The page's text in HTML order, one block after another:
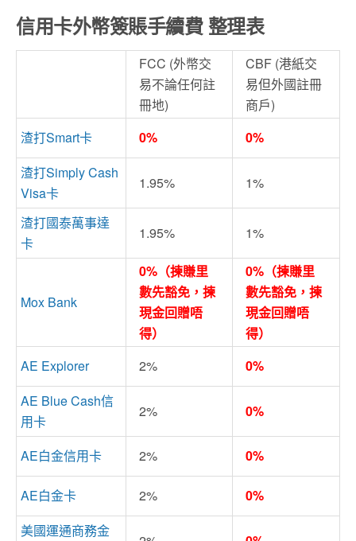
信用卡外幣簽賬手續費 整理表
FCC (外幣交
易不論任何註
冊地)
CBF (港紙交
易但外國註冊
商戶)
渣打Smart卡
0%
0%
渣打Simply Cash
Visa卡
1.95% 1%
渣打國泰萬事達
卡
1.95% 1%
Mox Bank
0%（揀賺里
數先豁免，揀
現金回贈唔
得）
0%（揀賺里
數先豁免，揀
現金回贈唔
得）
AE Explorer
2%
0%
AE Blue Cash信
用卡
2% 0%
AE白金信用卡 2% 0%
AE白金卡 2%
0%
美國運通商務金